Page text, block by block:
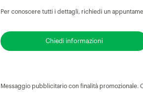
Per conoscere tutti i dettagli, richiedi un
Chiedi informazioni
Messaggio pubblicitario con finalità promozionale.